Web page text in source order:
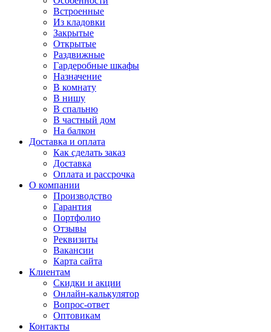
Встроенные
Из кладовки
Закрытые
Открытые
Раздвижные
Гардеробные шкафы
Назначение
В комнату
В нишу
В спальню
В частный дом
На балкон
Доставка и оплата
Как сделать заказ
Доставка
Оплата и рассрочка
О компании
Производство
Гарантия
Портфолио
Отзывы
Реквизиты
Вакансии
Карта сайта
Клиентам
Скидки и акции
Онлайн-калькулятор
Вопрос-ответ
Оптовикам
Контакты